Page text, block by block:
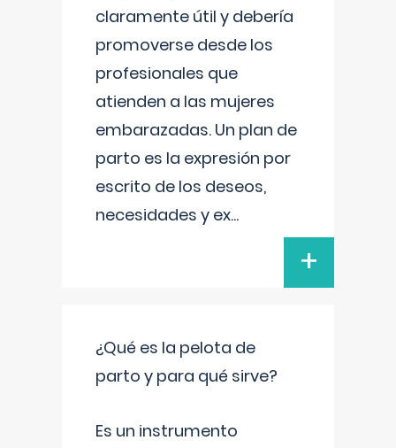
claramente útil y debería
promoverse desde los
profesionales que
atienden a las mujeres
embarazadas. Un plan de
parto es la expresión por
escrito de los deseos,
necesidades y ex...
+
¿Qué es la pelota de
parto y para qué sirve?
Es un instrumento